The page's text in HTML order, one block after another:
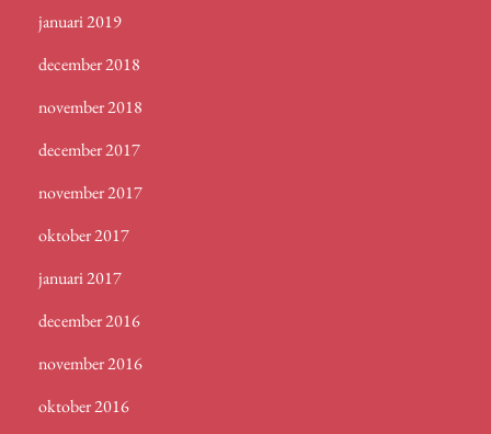
januari 2019
december 2018
november 2018
december 2017
november 2017
oktober 2017
januari 2017
december 2016
november 2016
oktober 2016